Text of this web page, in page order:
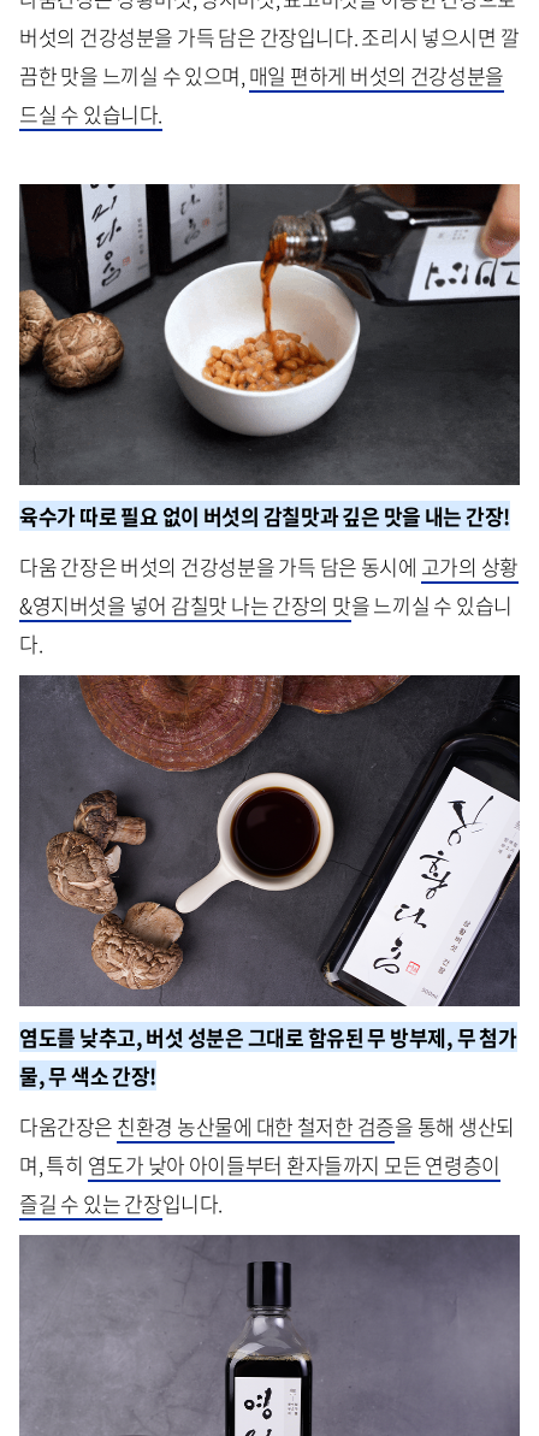
버섯의 건강성분을 가득 담은 간장입니다. 조리시 넣으시면 깔
끔한 맛을 느끼실 수 있으며, 매일 편하게 버섯의 건강성분을
드실 수 있습니다.
육수가 따로 필요 없이 버섯의 감칠맛과 깊은 맛을 내는 간장!
다움 간장은 버섯의 건강성분을 가득 담은 동시에 고가의 상황
&영지버섯을 넣어 감칠맛 나는 간장의 맛을 느끼실 수 있습니
다.
염도를 낮추고, 버섯 성분은 그대로 함유된 무 방부제, 무 첨가
물, 무 색소 간장!
다움간장은 친환경 농산물에 대한 철저한 검증을 통해 생산되
며, 특히 염도가 낮아 아이들부터 환자들까지 모든 연령층이
즐길 수 있는 간장입니다.